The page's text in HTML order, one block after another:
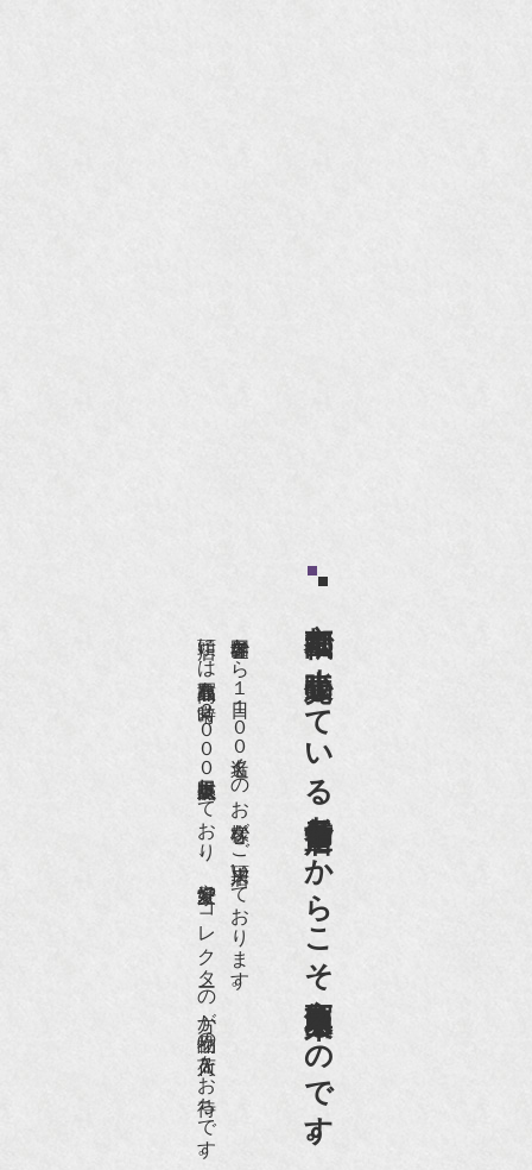
京都祇園で小売販売している
老舗骨董店だからこそ高価買取出来るのです。
世界各国から１日１００名近くのお客様がご来店頂いております。
店頭には買取商品を常時２０００点以上展示販売しており、
愛好家やコレクターの方が品物の入荷をお待ちです。